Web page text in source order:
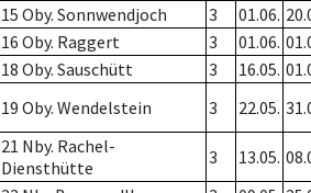
15 Oby. Sonnwendjoch 3 01.06.
16 Oby. Raggert 3 01.06.
18 Oby. Sauschütt 3 16.05.
19 Oby. Wendelstein 3 22.05.
21 Nby. Rachel-
Diensthütte
3 13.05.